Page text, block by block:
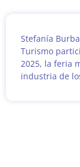
Stefanía
Turismo
2025, la feria
industria de